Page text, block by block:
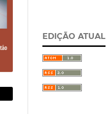
EDIÇÃO ATUAL